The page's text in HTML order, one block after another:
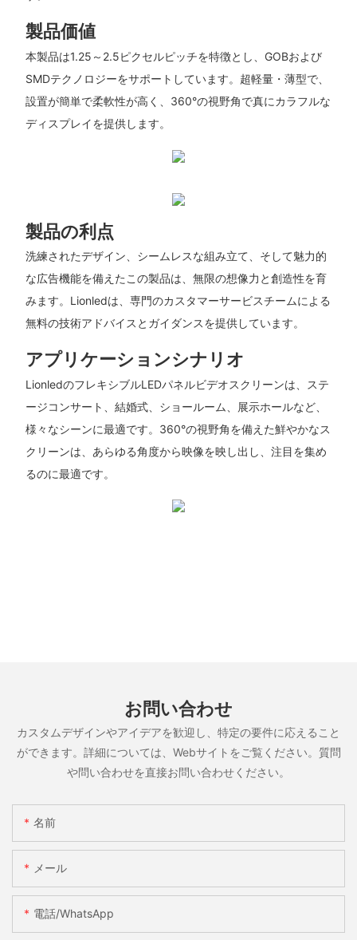
製品価値
本製品は1.25～2.5ピクセルピッチを特徴とし、GOBおよび
SMDテクノロジーをサポートしています。超軽量・薄型で、
設置が簡単で柔軟性が高く、360°の視野角で真にカラフルな
ディスプレイを提供します。
製品の利点
洗練されたデザイン、シームレスな組み立て、そして魅力的
な広告機能を備えたこの製品は、無限の想像力と創造性を育
みます。Lionledは、専門のカスタマーサービスチームによる
無料の技術アドバイスとガイダンスを提供しています。
アプリケーションシナリオ
LionledのフレキシブルLEDパネルビデオスクリーンは、ステ
ージコンサート、結婚式、ショールーム、展示ホールなど、
様々なシーンに最適です。360°の視野角を備えた鮮やかなス
クリーンは、あらゆる角度から映像を映し出し、注目を集め
るのに最適です。
お問い合わせ
カスタムデザインやアイデアを歓迎し、特定の要件に応えること
ができます。詳細については、Webサイトをご覧ください。質問
や問い合わせを直接お問い合わせください。
名前
メール
電話/WhatsApp